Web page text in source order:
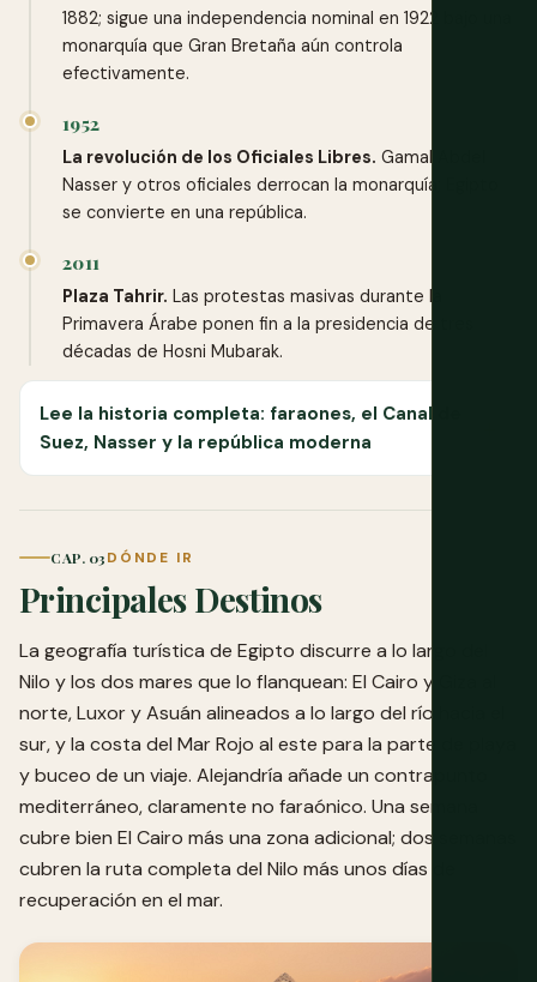
1882; sigue una independencia nominal en 1922 bajo una
monarquía que Gran Bretaña aún controla
efectivamente.
1952
La revolución de los Oficiales Libres. Gamal Abdel
Nasser y otros oficiales derrocan la monarquía; Egipto
se convierte en una república.
2011
Plaza Tahrir. Las protestas masivas durante la
Primavera Árabe ponen fin a la presidencia de tres
décadas de Hosni Mubarak.
Lee la historia completa: faraones, el Canal de
Suez, Nasser y la república moderna
CAP. 03DÓNDE IR
Principales Destinos
La geografía turística de Egipto discurre a lo largo del
Nilo y los dos mares que lo flanquean: El Cairo y Giza al
norte, Luxor y Asuán alineados a lo largo del río hacia el
sur, y la costa del Mar Rojo al este para la parte de playa
y buceo de un viaje. Alejandría añade un contrapunto
mediterráneo, claramente no faraónico. Una semana
cubre bien El Cairo más una zona adicional; dos semanas
cubren la ruta completa del Nilo más unos días de
recuperación en el mar.